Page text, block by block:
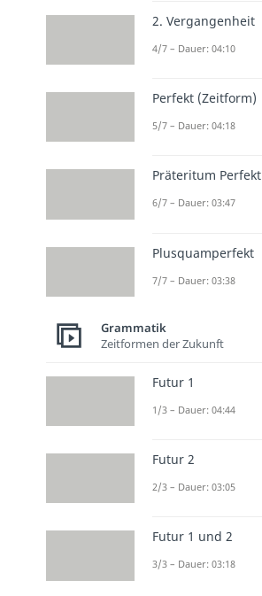
2. Vergangenheit
4/7 – Dauer: 04:10
Perfekt (Zeitform)
5/7 – Dauer: 04:18
Präteritum Perfekt
6/7 – Dauer: 03:47
Plusquamperfekt
7/7 – Dauer: 03:38
Grammatik
Zeitformen der Zukunft
Futur 1
1/3 – Dauer: 04:44
Futur 2
2/3 – Dauer: 03:05
Futur 1 und 2
3/3 – Dauer: 03:18